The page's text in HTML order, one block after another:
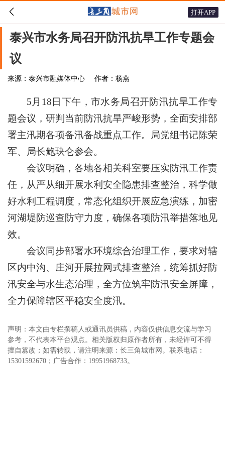
 打开APP
泰兴市水务局召开防汛抗旱工作专题会
议
来源：泰兴市融媒体中心 作者：杨燕
5月18日下午，市水务局召开防汛抗旱工作专
题会议，研判当前防汛抗旱严峻形势，全面安排部
署主汛期各项备汛备战重点工作。局党组书记陈荣
军、局长鲍玦仑参会。
会议明确，各地各相关科室要压实防汛工作责
任，从严从细开展水利安全隐患排查整治，科学做
好水利工程调度，常态化组织开展应急演练，加密
河湖堤防巡查防守力度，确保各项防汛举措落地见
效。
会议同步部署水环境综合治理工作，要求对辖
区内中沟、庄河开展拉网式排查整治，统筹抓好防
汛安全与水生态治理，全方位筑牢防汛安全屏障，
全力保障辖区平稳安全度汛。
声明：本文由专栏撰稿人或通讯员供稿，内容仅供信息交流与学习
参考，不代表本平台观点。相关版权归原作者所有，未经许可不得
擅自篡改；如需转载，请注明来源：长三角城市网。联系电话：
15301592670；广告合作：19951968733。